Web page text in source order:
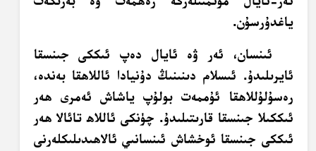
ياغدۇرسۇن.
ئىنسان، ئەر ۋە ئايال دەپ ئىككى جىنسقا
ئايرىلىدۇ. ئىسلام دىنىنىڭ دۇنيادا ئاللاھقا بەندە،
رەسۇلۇللاھقا ئۇممەت بولۇپ ياشاش ئەمرى ھەر
ئىككىلا جىنسقا قارىتىلىدۇ. چۈنكى ئاللاھ تائالا ھەر
ئىككى جىنسقا ئوخشاش ئىنسانىي ئالاھىدىلىكلەرنى